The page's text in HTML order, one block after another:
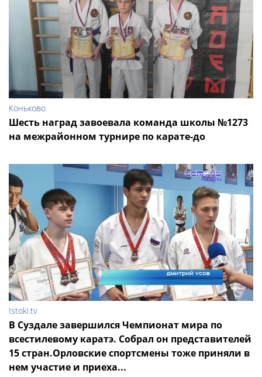
Коньково
Шесть наград завоевала команда школы №1273
на межрайонном турнире по карате-до
Istoki.tv
В Суздале завершился Чемпионат мира по
всестилевому каратэ. Собрал он представителей
15 стран.Орловские спортсмены тоже приняли в
нем участие и приеха...